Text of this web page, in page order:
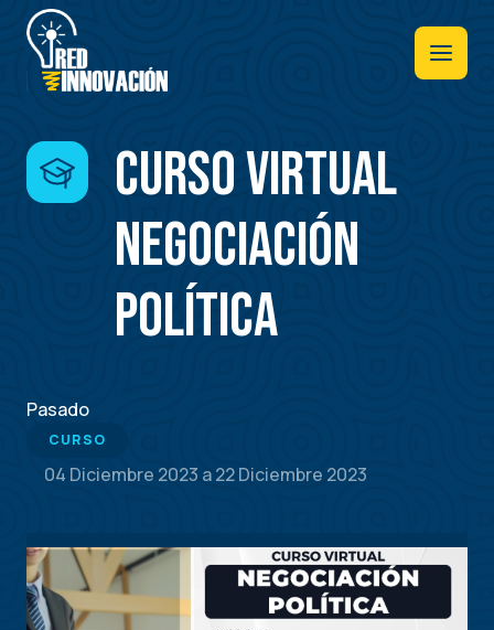
Pasar
contenido
principal
Curso Virtual
Negociación
política
Pasado
CURSO
04 Diciembre 2023 a22 Diciembre 2023